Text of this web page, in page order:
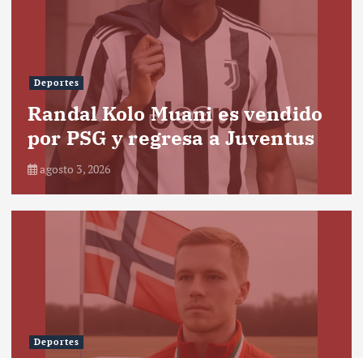
Deportes
Randal Kolo Muani es vendido
por PSG y regresa a Juventus
agosto 3, 2026
Deportes